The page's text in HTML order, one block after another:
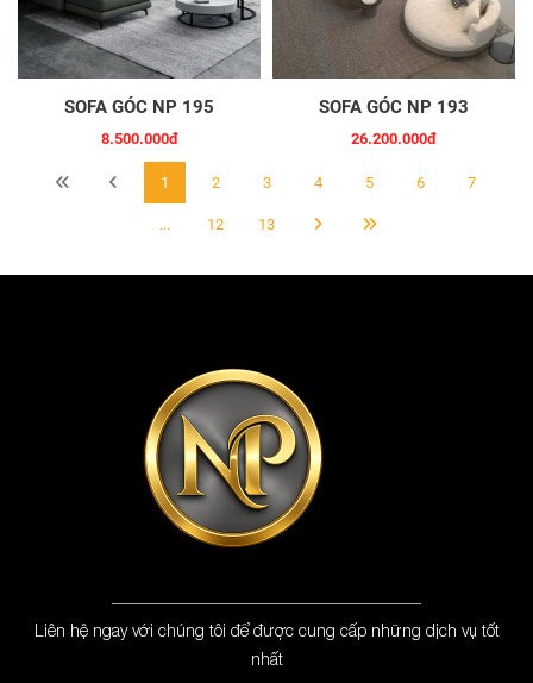
SOFA GÓC NP 195
8.500.000đ
SOFA GÓC NP 193
26.200.000đ
1 2 3 4 5 6 7
... 12 13
Liên hệ ngay với chúng tôi để được cung cấp những dịch vụ tốt
nhất